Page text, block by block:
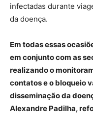
infectadas durante
da doença.
Em todas essas
em conjunto com as
realizando o
contatos e o bloqueio
disseminação da
Alexandre Padilha,